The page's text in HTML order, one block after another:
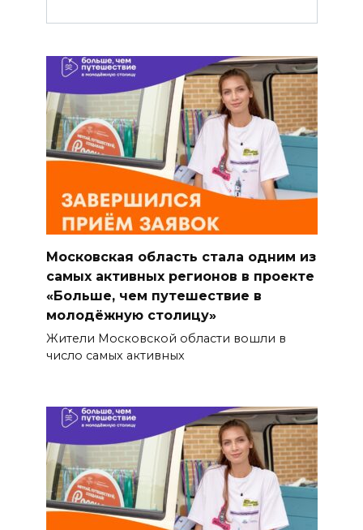
Московская область стала одним из
самых активных регионов в проекте
«Больше, чем путешествие в
молодёжную столицу»
Жители Московской области вошли в
число самых активных